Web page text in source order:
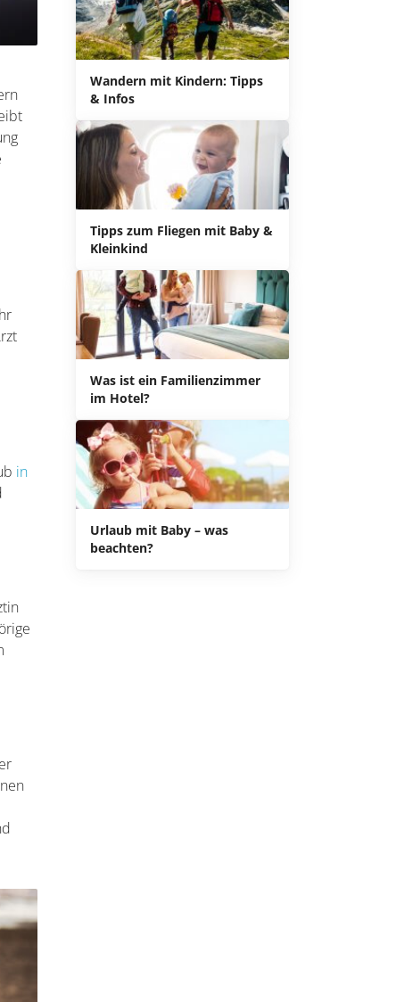
in
Wandern mit Kindern: Tipps
& Infos
Tipps zum Fliegen mit Baby &
Kleinkind
Was ist ein Familienzimmer
im Hotel?
Urlaub mit Baby – was
beachten?